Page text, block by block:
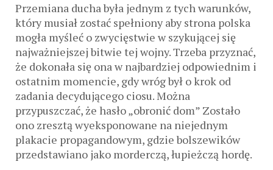
Przemiana ducha była jednym z tych warunków,
który musiał zostać spełniony aby strona polska
mogła myśleć o zwycięstwie w szykującej się
najważniejszej bitwie tej wojny. Trzeba przyznać,
że dokonała się ona w najbardziej odpowiednim i
ostatnim momencie, gdy wróg był o krok od
zadania decydującego ciosu. Można
przypuszczać, że hasło „obronić dom” Zostało
ono zresztą wyeksponowane na niejednym
plakacie propagandowym, gdzie bolszewików
przedstawiano jako morderczą, łupieżczą hordę.